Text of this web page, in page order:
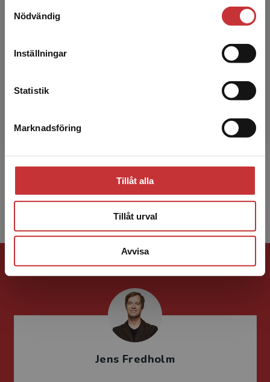
Nödvändig
Inställningar
Statistik
Marknadsföring
Tillåt alla
Tillåt urval
Avvisa
Vi erbjuder inte leveranser utanför Sverige. För
att kunna slutföra ett köp måste
Han har lång erfarenhet av undervisning och
forskning inom strukturmekan...
Förlagskontakt
Jens Fredholm